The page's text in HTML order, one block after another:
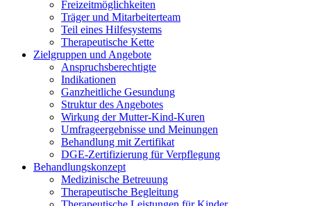
Freizeitmöglichkeiten
Träger und Mitarbeiterteam
Teil eines Hilfesystems
Therapeutische Kette
Zielgruppen und Angebote
Anspruchsberechtigte
Indikationen
Ganzheitliche Gesundung
Struktur des Angebotes
Wirkung der Mutter-Kind-Kuren
Umfrageergebnisse und Meinungen
Behandlung mit Zertifikat
DGE-Zertifizierung für Verpflegung
Behandlungskonzept
Medizinische Betreuung
Therapeutische Begleitung